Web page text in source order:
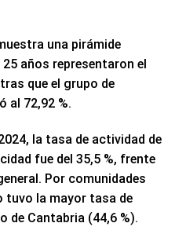
una pirámide
años representaron el
que el grupo de
al 72,92 %.
la tasa de actividad de
fue del 35,5 %, frente
Por comunidades
tuvo la mayor tasa de
de Cantabria (44,6 %).